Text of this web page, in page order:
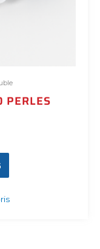
PERLES